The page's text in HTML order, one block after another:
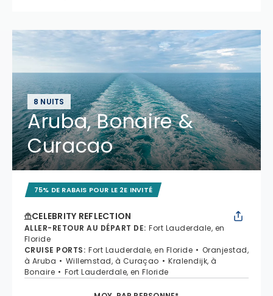
8 NUITS
Aruba, Bonaire &
Curacao
75% DE RABAIS POUR LE 2E INVITÉ
CELEBRITY REFLECTION
ALLER-RETOUR AU DÉPART DE: Fort Lauderdale, en
Floride
CRUISE PORTS: Fort Lauderdale, en Floride
Oranjestad,
à Aruba
Willemstad, à Curaçao
Kralendijk, à
Bonaire
Fort Lauderdale, en Floride